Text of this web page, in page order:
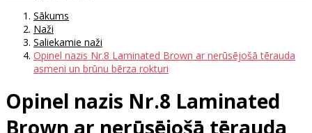
Sākums
Naži
Saliekamie naži
Opinel nazis Nr.8 Laminated Brown ar nerūsējošā tērauda
asmeni un brūnu bērza rokturi
Opinel nazis Nr.8 Laminated